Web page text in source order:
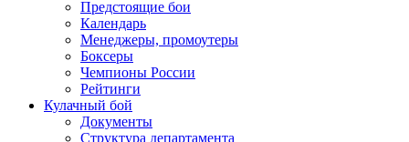
Предстоящие бои
Календарь
Менеджеры, промоутеры
Боксеры
Чемпионы России
Рейтинги
Кулачный бой
Документы
Структура департамента